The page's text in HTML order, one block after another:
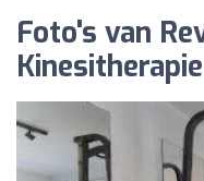
Foto's van
Kinesitherapie